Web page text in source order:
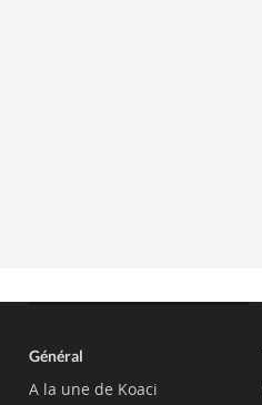
Général
A la une de Koaci